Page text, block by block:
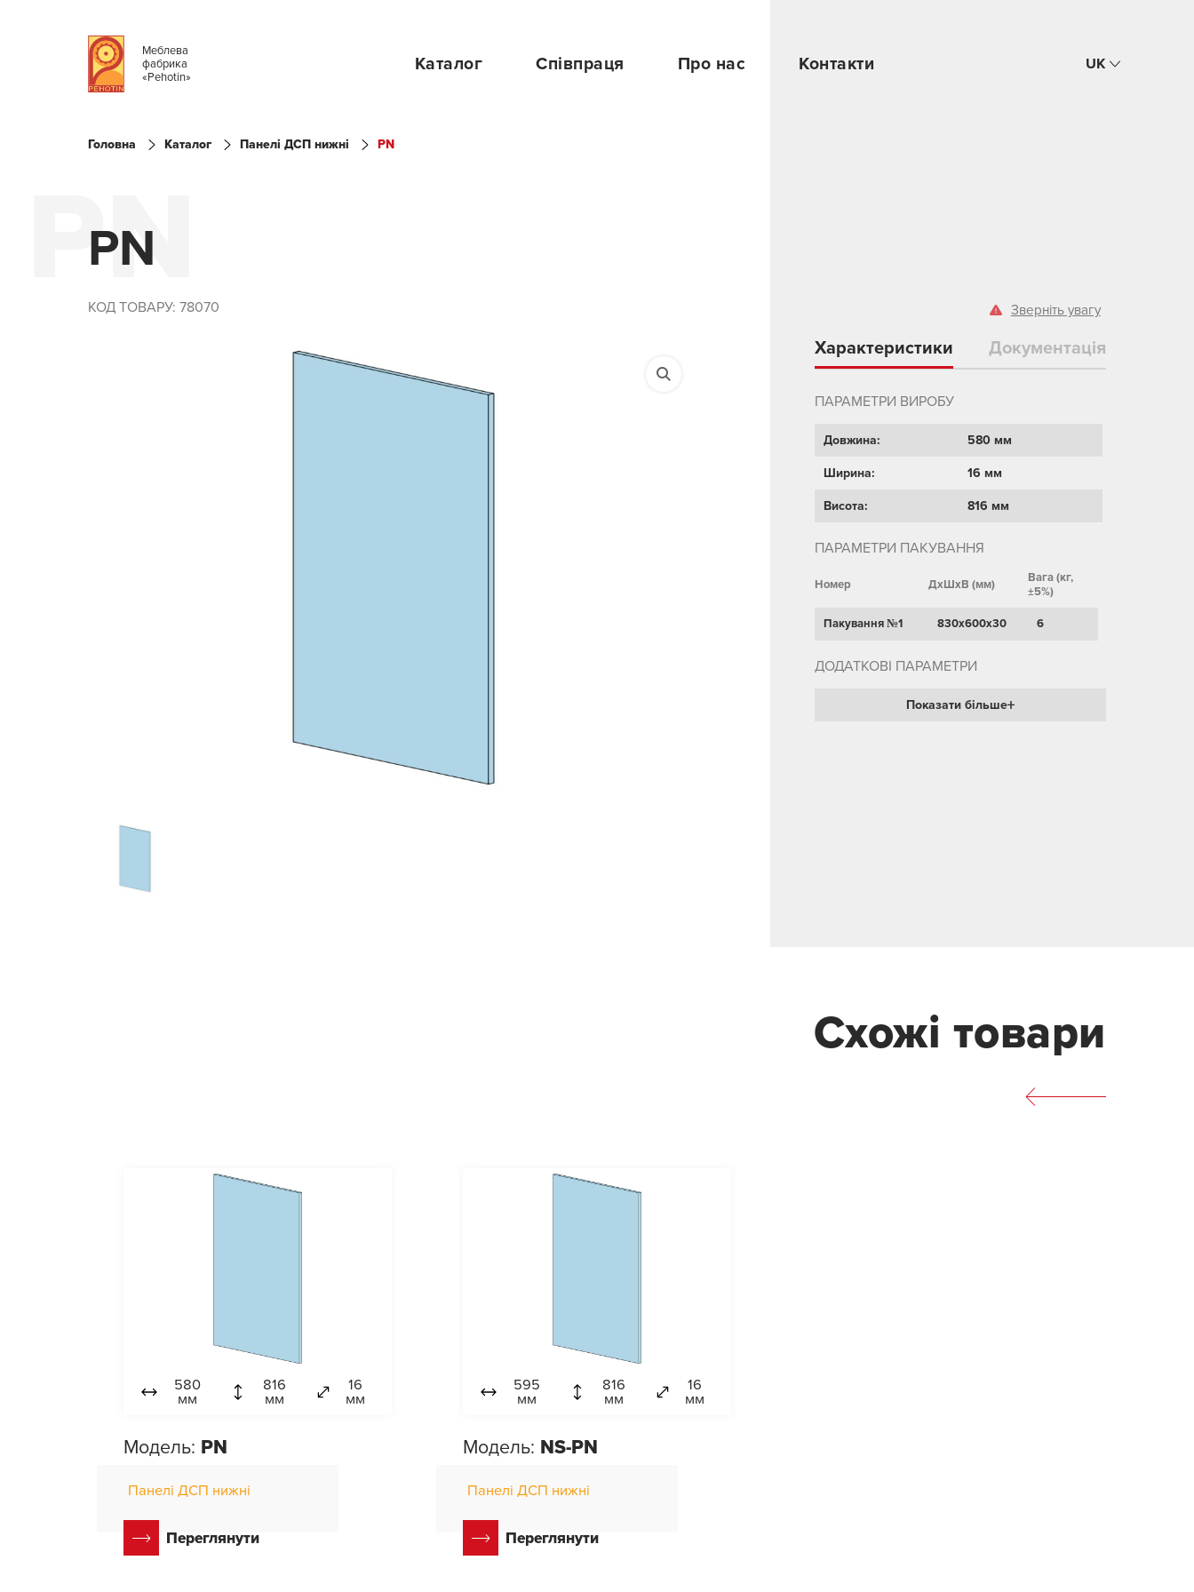
Меблева
фабрика
«Pehotin»
Каталог Співпраця Про нас Контакти UK
Головна Каталог Панелі ДСП нижні PN
PN
PN
КОД ТОВАРУ: 78070 Зверніть увагу
Характеристики Документація
ПАРАМЕТРИ ВИРОБУ
Довжина: 580 мм
Ширина: 16 мм
Висота: 816 мм
ПАРАМЕТРИ ПАКУВАННЯ
Номер ДхШхВ (мм)
Вага (кг,
±5%)
Пакування №1 830х600х30 6
ДОДАТКОВІ ПАРАМЕТРИ
Показати більше
Схожі товари
580
мм
816
мм
16
мм
Модель: PN
Панелі ДСП нижні
Переглянути
595
мм
816
мм
16
мм
Модель: NS-PN
Панелі ДСП нижні
Переглянути